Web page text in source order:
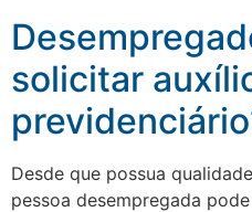
solicitar
Desde que possua
pessoa desempregada